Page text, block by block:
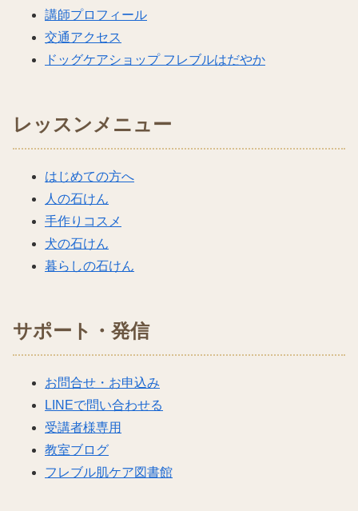
講師プロフィール
交通アクセス
ドッグケアショップ フレブルはだやか
レッスンメニュー
はじめての方へ
人の石けん
手作りコスメ
犬の石けん
暮らしの石けん
サポート・発信
お問合せ・お申込み
LINEで問い合わせる
受講者様専用
教室ブログ
フレブル肌ケア図書館